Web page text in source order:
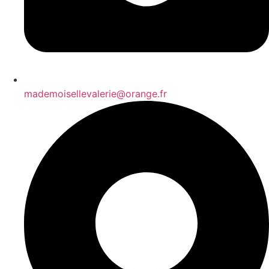
mademoisellevalerie@orange.fr